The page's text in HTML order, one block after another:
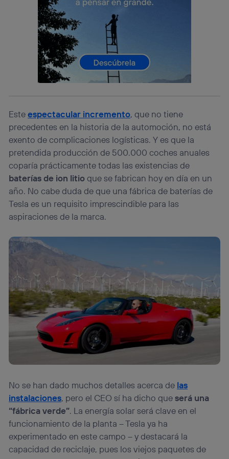
Esteespectacular incremento, que no tiene
precedentes en la historia de la automoción, no está
exento de complicaciones logísticas. Y es que la
pretendida producción de 500.000 coches anuales
coparía prácticamente todas las existencias de
baterías de ion litioque se fabrican hoy en día en un
año. No cabe duda de que una fábrica de baterías de
Tesla es un requisito imprescindible para las
aspiraciones de la marca.
No se han dado muchos detalles acerca de las
instalaciones, pero el CEO sí ha dicho queserá una
“fábrica verde”. La energía solar será clave en el
funcionamiento de la planta – Tesla ya ha
experimentado en este campo – y destacará la
capacidad de reciclaje, pues los viejos paquetes de
identificador. Típicamente:
Si utilizas unaconexión de banda ancha
el marketing o análisis se realizará en función de las
actividades de navegación de los miembros del hogar
que hayan dado su consentimiento.
Si utilizasdatos móviles, el marketing será más
personalizado, ya que se basará únicamente en la
“Administrar Utiq” en la parte inferior de esta página web o
visitando el portal de privacidad de Utiq
(“consenthub”). Para más información, consulta
la política de privacidad de Utiq.